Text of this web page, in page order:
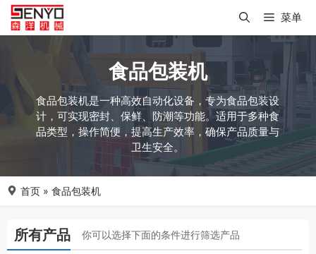
内
菜单
食品包装机
食品包装机是一种高效自动化设备，专为食品包装设
计，可实现密封、保鲜、防潮等功能。适用于多种食
品类型，操作简便，提高生产效率，确保产品质量与
卫生安全。
首页 » 食品包装机
所有产品 你可以选择下面的条件进行筛选产品